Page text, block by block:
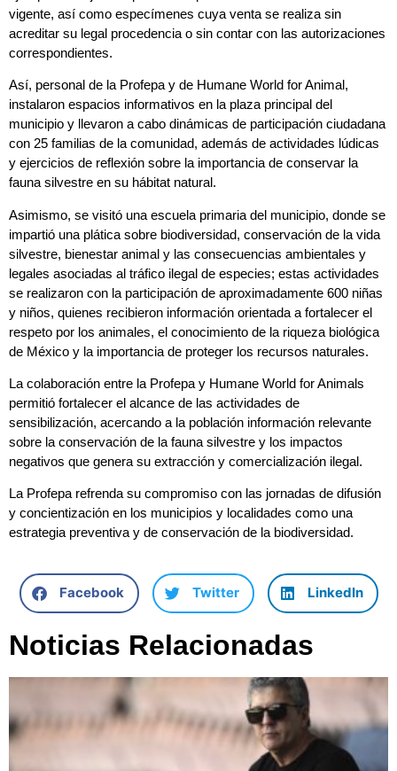
vigente, así como especímenes cuya venta se realiza sin
acreditar su legal procedencia o sin contar con las autorizaciones
correspondientes.
Así, personal de la Profepa y de Humane World for Animal,
instalaron espacios informativos en la plaza principal del
municipio y llevaron a cabo dinámicas de participación ciudadana
con 25 familias de la comunidad, además de actividades lúdicas
y ejercicios de reflexión sobre la importancia de conservar la
fauna silvestre en su hábitat natural.
Asimismo, se visitó una escuela primaria del municipio, donde se
impartió una plática sobre biodiversidad, conservación de la vida
silvestre, bienestar animal y las consecuencias ambientales y
legales asociadas al tráfico ilegal de especies; estas actividades
se realizaron con la participación de aproximadamente 600 niñas
y niños, quienes recibieron información orientada a fortalecer el
respeto por los animales, el conocimiento de la riqueza biológica
de México y la importancia de proteger los recursos naturales.
La colaboración entre la Profepa y Humane World for Animals
permitió fortalecer el alcance de las actividades de
sensibilización, acercando a la población información relevante
sobre la conservación de la fauna silvestre y los impactos
negativos que genera su extracción y comercialización ilegal.
La Profepa refrenda su compromiso con las jornadas de difusión
y concientización en los municipios y localidades como una
estrategia preventiva y de conservación de la biodiversidad.
Facebook Twitter LinkedIn
Noticias Relacionadas